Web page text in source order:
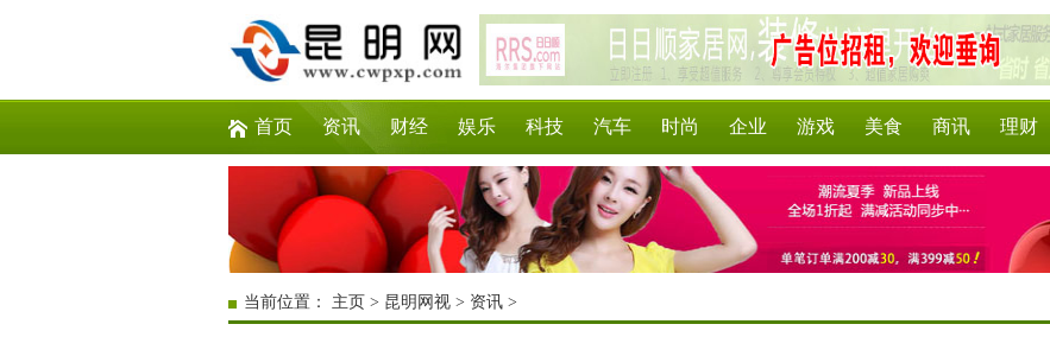
首页 资讯 财经 娱乐 科技 汽车 时尚 企业 游戏 美食 商讯 理财
当前位置： 主页 > 昆明网视 > 资讯 >